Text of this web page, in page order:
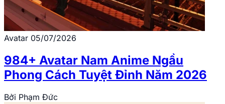
Avatar 05/07/2026
984+ Avatar Nam Anime Ngầu
Phong Cách Tuyệt Đỉnh Năm 2026
Bởi Phạm Đức